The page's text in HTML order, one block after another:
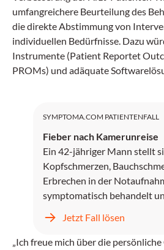
umfangreichere Beurteilung des
die direkte Abstimmung von
individuellen Bedürfnisse. Dazu
Instrumente (Patient Reportet
PROMs) und adäquate
SYMPTOMA.COM PATIENTENFALL
Fieber nach Kamerunreise
Ein 42-jähriger Mann stellt
Kopfschmerzen,
Erbrechen in der
symptomatisch behandelt
kehrt jedoch zwei Tage
unstillbarem Erbrechen,
progredientem Fieber
Jetzt Fall lösen
„Ich freue mich über die persönliche